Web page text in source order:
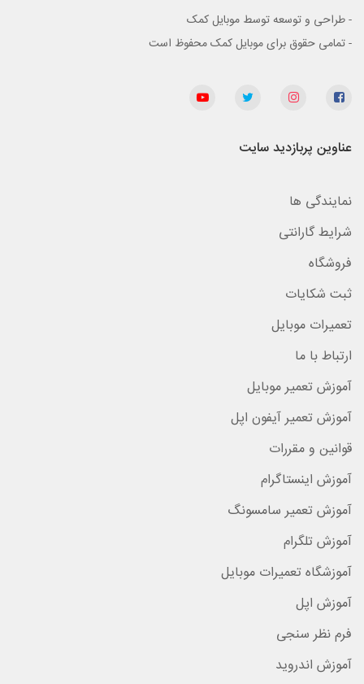
- طراحی و توسعه توسط موبایل کمک
- تمامی حقوق برای موبایل کمک محفوظ است
عناوین پربازدید سایت
نمایندگی ها
شرایط گارانتی
فروشگاه
ثبت شکایات
تعمیرات موبایل
ارتباط با ما
آموزش تعمیر موبایل
آموزش تعمیر آیفون اپل
قوانین و مقررات
آموزش اینستاگرام
آموزش تعمیر سامسونگ
آموزش تلگرام
آموزشگاه تعمیرات موبایل
آموزش اپل
فرم نظر سنجی
آموزش اندروید